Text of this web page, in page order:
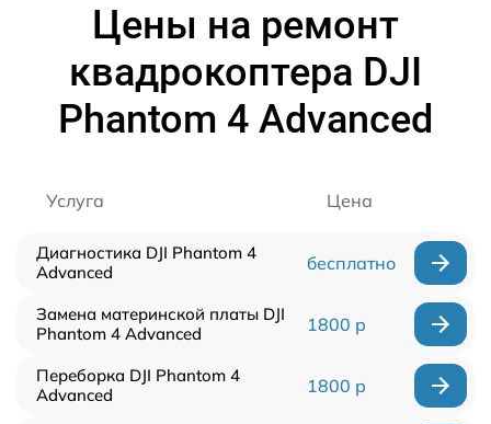
Цены на ремонт
квадрокоптера DJI
Phantom 4 Advanced
Услуга Цена
Диагностика DJI Phantom 4
Advanced
бесплатно
Замена материнской платы DJI
Phantom 4 Advanced
1800 р
Переборка DJI Phantom 4
Advanced
1800 р